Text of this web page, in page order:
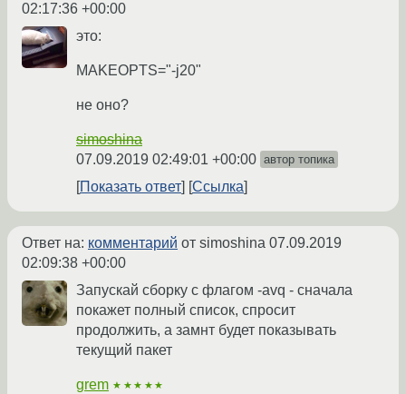
02:17:36 +00:00
это:
MAKEOPTS="-j20"
не оно?
simoshina
07.09.2019 02:49:01 +00:00 автор топика
Показать ответ Ссылка
Ответ на: комментарий от simoshina 07.09.2019
02:09:38 +00:00
Запускай сборку с флагом -avq - сначала
покажет полный список, спросит
продолжить, а замнт будет показывать
текущий пакет
grem ★★★★★